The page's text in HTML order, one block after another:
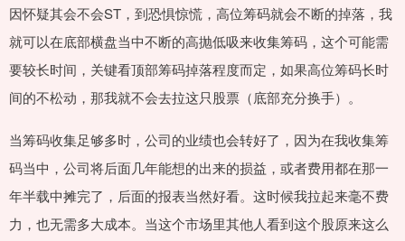
因怀疑其会不会ST，到恐惧惊慌，高位筹码就会不断的掉落，我
就可以在底部横盘当中不断的高抛低吸来收集筹码，这个可能需
要较长时间，关键看顶部筹码掉落程度而定，如果高位筹码长时
间的不松动，那我就不会去拉这只股票（底部充分换手）。
当筹码收集足够多时，公司的业绩也会转好了，因为在我收集筹
码当中，公司将后面几年能想的出来的损益，或者费用都在那一
年半载中摊完了，后面的报表当然好看。这时候我拉起来毫不费
力，也无需多大成本。当这个市场里其他人看到这个股原来这么